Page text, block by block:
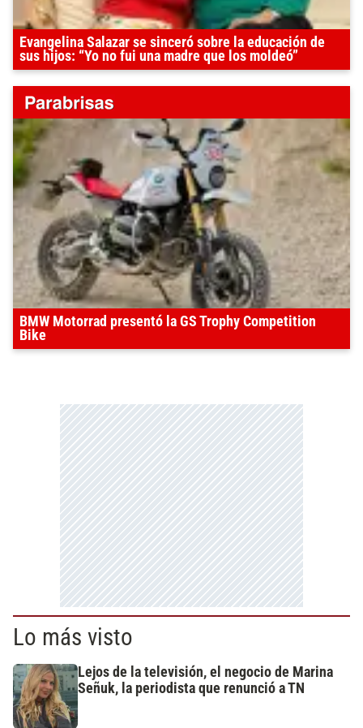
Evangelina Salazar se sinceró sobre la educación de
sus hijos: “Yo no fui una madre que los moldeó”
BMW Motorrad presentó la GS Trophy Competition
Bike
Lo más visto
Lejos de la televisión, el negocio de Marina
Señuk, la periodista que renunció a TN